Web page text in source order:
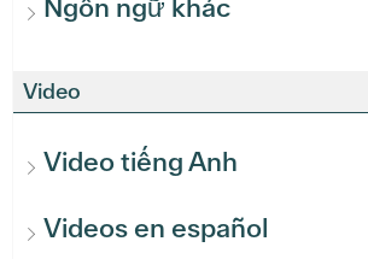
Ngôn ngữ khác
Video
Video tiếng Anh
Videos en español